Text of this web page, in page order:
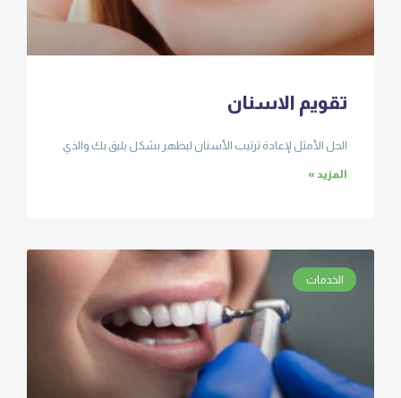
تقويم الاسنان
الحل الأمثل لإعادة ترتيب الأسنان ليظهر بشكل يليق بك والذي
المزيد »
الخدمات